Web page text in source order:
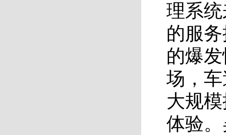
理系
的服
的爆
场，
大规
体验